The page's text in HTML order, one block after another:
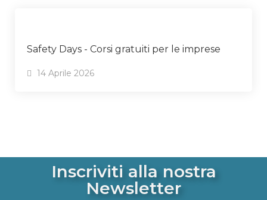
Safety Days - Corsi gratuiti per le imprese
14 Aprile 2026
Inscriviti alla nostra
Newsletter